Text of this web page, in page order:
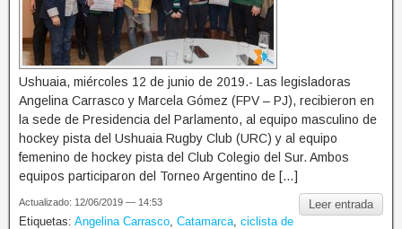
Ushuaia, miércoles 12 de junio de 2019.- Las legisladoras
Angelina Carrasco y Marcela Gómez (FPV – PJ), recibieron en
la sede de Presidencia del Parlamento, al equipo masculino de
hockey pista del Ushuaia Rugby Club (URC) y al equipo
femenino de hockey pista del Club Colegio del Sur. Ambos
equipos participaron del Torneo Argentino de […]
Leer entrada
Actualizado: 12/06/2019 — 14:53
Etiquetas: Angelina Carrasco Catamarca ciclista de